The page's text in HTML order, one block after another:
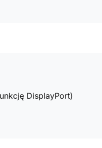
DisplayPort)